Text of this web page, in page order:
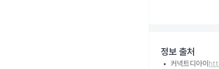
정보 출처
커넥트디아이